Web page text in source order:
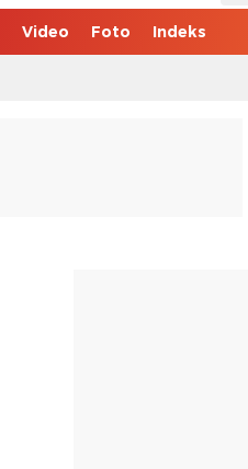
Video Foto Indeks